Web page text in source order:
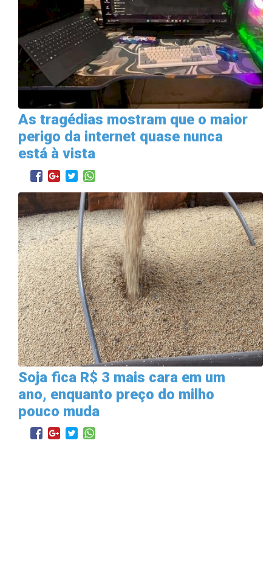
As tragédias mostram que o maior
perigo da internet quase nunca
está à vista
Soja fica R$ 3 mais cara em um
ano, enquanto preço do milho
pouco muda